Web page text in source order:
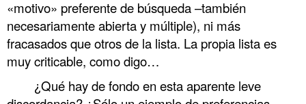
«motivo» preferente de búsqueda –también
necesariamente abierta y múltiple), ni más
fracasados que otros de la lista. La propia lista es
muy criticable, como digo…
¿Qué hay de fondo en esta aparente leve